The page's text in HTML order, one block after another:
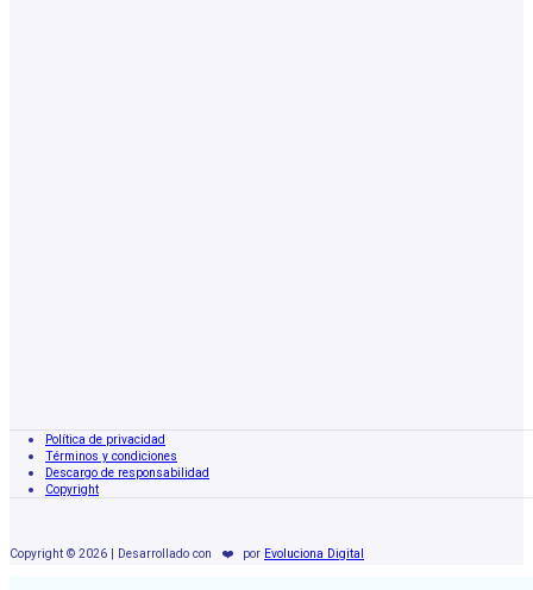
Política de privacidad
Términos y condiciones
Descargo de responsabilidad
Copyright
Copyright © 2026 | Desarrollado con ❤️ por Evoluciona Digital